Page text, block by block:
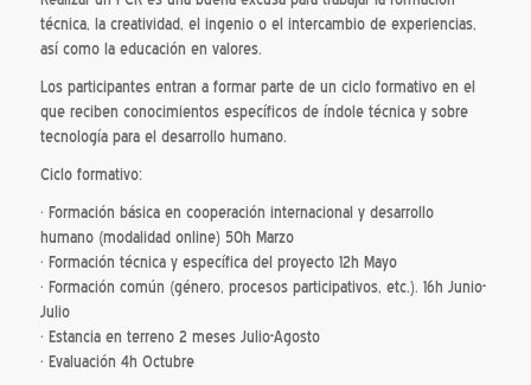
técnica, la creatividad, el ingenio o el intercambio de experiencias,
así como la educación en valores.
Los participantes entran a formar parte de un ciclo formativo en el
que reciben conocimientos específicos de índole técnica y sobre
tecnología para el desarrollo humano.
Ciclo formativo:
· Formación básica en cooperación internacional y desarrollo
humano (modalidad online) 50h Marzo
· Formación técnica y específica del proyecto 12h Mayo
· Formación común (género, procesos participativos, etc.). 16h Junio-
Julio
· Estancia en terreno 2 meses Julio-Agosto
· Evaluación 4h Octubre